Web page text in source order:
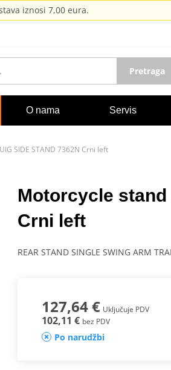
iznosi 7,00 eura.
Pretraga
O nama Servis
SIDE STAND 7362N Crni left
Motorcycle stand
Crni left
REAR STAND SINGLE SWING ARM
127,64 € Uključuje PDV
102,11 € bez PDV
Po narudžbi